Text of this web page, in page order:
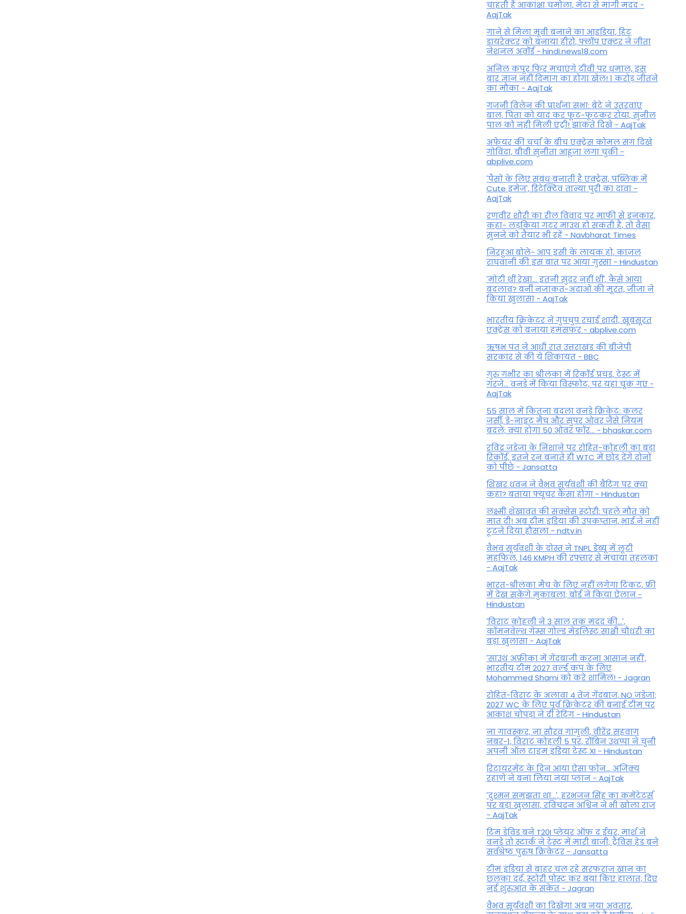
चाहती हैं आकांक्षा चमोला, मेटा से मांगी मदद -
AajTak
गाने से मिला मूवी बनाने का आइडिया, हिट
डायरेक्टर को बनाया हीरो, फ्लॉप एक्टर ने जीता
नेशनल अवॉर्ड - hindi.news18.com
अनिल कपूर फिर मचाएंगे टीवी पर धमाल, इस
बार ज्ञान नहीं दिमाग का होगा खेल! 1 करोड़ जीतने
का मौका - AajTak
गजनी विलेन की प्रार्थना सभा: बेटे ने उतरवाए
बाल, पिता को याद कर फूट-फूटकर रोया, सुनील
पाल को नही मिली एंट्री! झांकते दिखे - AajTak
अफेयर की चर्चा के बीच एक्ट्रेस कोमल संग दिखे
गोविंदा, बीवी सुनीता आहूजा लगा चुकी -
abplive.com
'पैसों के लिए संबंध बनाती है एक्ट्रेस, पब्लिक में
Cute इमेज', डिटेक्टिव तान्या पुरी का दावा -
AajTak
रणवीर शौरी का रील विवाद पर माफी से इनकार,
कहा- लड़कियां गटर माउथ हो सकती हैं, तो वैसा
सुनने को तैयार भी रहें - Navbharat Times
निरहुआ बोले- आप इसी के लायक हो, काजल
राघवानी की इस बात पर आया गुस्सा - Hindustan
'मोटी थीं रेखा... इतनी सुंदर नहीं थीं', कैसे आया
बदलाव? बनीं नजाकत-अदाओं की मूरत, जीजा ने
किया खुलासा - AajTak
भारतीय क्रिकेटर ने गुपचुप रचाई शादी, खूबसूरत
एक्ट्रेस को बनाया हमसफर - abplive.com
ऋषभ पंत ने आधी रात उत्तराखंड की बीजेपी
सरकार से की ये शिकायत - BBC
गुरु गंभीर का श्रीलंका में र‍िकॉर्ड प्रचंड, टेस्ट में
गरजे... वनडे में किया व‍िस्फोट, पर यहां चूक गए -
AajTak
55 साल में कितना बदला वनडे क्रिकेट: कलर
जर्सी, डे-नाइट मैच और सुपर ओवर जैसे नियम
बदले; क्या होगा 50 ओवर फॉर... - bhaskar.com
रविंद्र जडेजा के निशाने पर रोहित-कोहली का बड़ा
रिकॉर्ड, इतने रन बनाते ही WTC में छोड़ देंगे दोनों
को पीछे - Jansatta
शिखर धवन ने वैभव सूर्यवंशी की बैटिंग पर क्या
कहा? बताया फ्यूचर कैसा होगा - Hindustan
लक्ष्मी शेखावत की सक्‍सेस स्‍टोरी: पहले मौत को
मात दी! अब टीम इंडिया की उपकप्तान, भाई ने नहीं
टूटने दिया हौसला - ndtv.in
वैभव सूर्यवंशी के दोस्त ने TNPL डेब्यू में लूटी
महफिल, 146 KMPH की रफ्तार से मचाया तहलका
- AajTak
भारत-श्रीलंका मैच के लिए नहीं लगेगा टिकट, फ्री
में देख सकेंगे मुकाबला; बोर्ड ने किया ऐलान -
Hindustan
'विराट कोहली ने 3 साल तक मदद की...',
कॉमनवेल्थ गेम्स गोल्ड मेडलिस्ट साक्षी चौधरी का
बड़ा खुलासा - AajTak
'साउथ अफ्रीका में गेंदबाजी करना आसान नहीं',
भारतीय टीम 2027 वर्ल्‍ड कप के लिए
Mohammed Shami को करे शामिल! - Jagran
रोहित-विराट के अलावा 4 तेज गेंदबाज, NO जडेजा;
2027 WC के लिए पूर्व क्रिकेटर की बनाई टीम पर
आकाश चोपड़ा ने दी रेटिंग - Hindustan
ना गावस्कर, ना सौरव गांगुली, वीरेंद्र सहवाग
नंबर-1, विराट कोहली 5 पर, रॉबिन उथप्पा ने चुनी
अपनी ऑल टाइम इंडिया टेस्ट XI - Hindustan
रिटायरमेंट के दिन आया ऐसा फोन... अजिंक्य
रहाणे ने बना लिया नया प्लान - AajTak
'दुश्मन समझता था...', हरभजन सिंह का कमेंटेटर्स
पर बड़ा खुलासा, रव‍िचंद्रन अश्विन ने भी खोला राज
- AajTak
टिम डेविड बने T20I प्लेयर ऑफ द ईयर, मार्श ने
वनडे तो स्टार्क ने टेस्ट में मारी बाजी; ट्रैविस हेड बने
सर्वश्रेष्ठ पुरुष क्रिकेटर - Jansatta
टीम इंडिया से बाहर चल रहे सरफराज खान का
छलका दर्द, स्टोरी पोस्ट कर बयां किए हालात; दिए
नई शुरुआत के संकेत - Jagran
वैभव सूर्यवंशी का दिखेगा अब नया अवतार,